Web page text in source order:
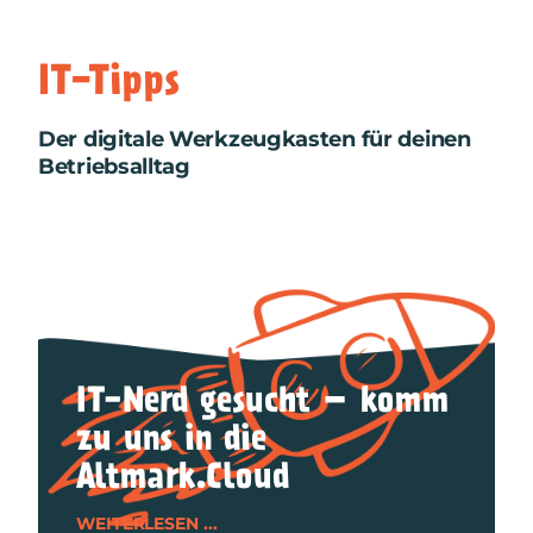
IT-Tipps
Der digitale Werkzeugkasten für deinen
Betriebsalltag
IT-Nerd gesucht – komm
zu uns in die
Altmark.Cloud
WEITERLESEN ...